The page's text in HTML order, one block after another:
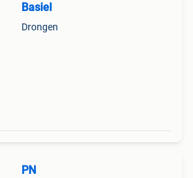
Basiel
Drongen
PN